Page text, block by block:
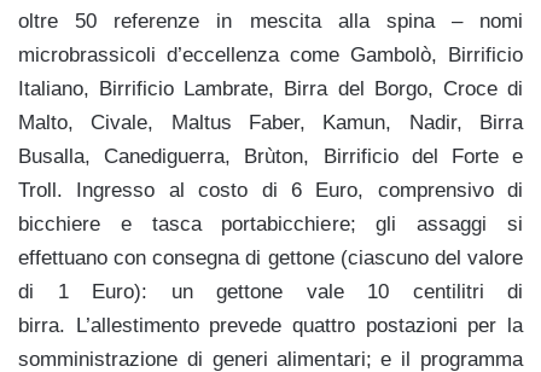
oltre 50 referenze in mescita alla spina – nomi
microbrassicoli d’eccellenza come Gambolò, Birrificio
Italiano, Birrificio Lambrate, Birra del Borgo, Croce di
Malto, Civale, Maltus Faber, Kamun, Nadir, Birra
Busalla, Canediguerra, Brùton, Birrificio del Forte e
Troll. Ingresso al costo di 6 Euro, comprensivo di
bicchiere e tasca portabicchiere; gli assaggi si
effettuano con consegna di gettone (ciascuno del valore
di 1 Euro): un gettone vale 10 centilitri di
birra. L’allestimento prevede quattro postazioni per la
somministrazione di generi alimentari; e il programma